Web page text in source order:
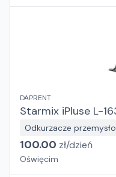
DAPRENT
Starmix iPluse L-
Odkurzacze
100.00 zł/dzień
Oświęcim